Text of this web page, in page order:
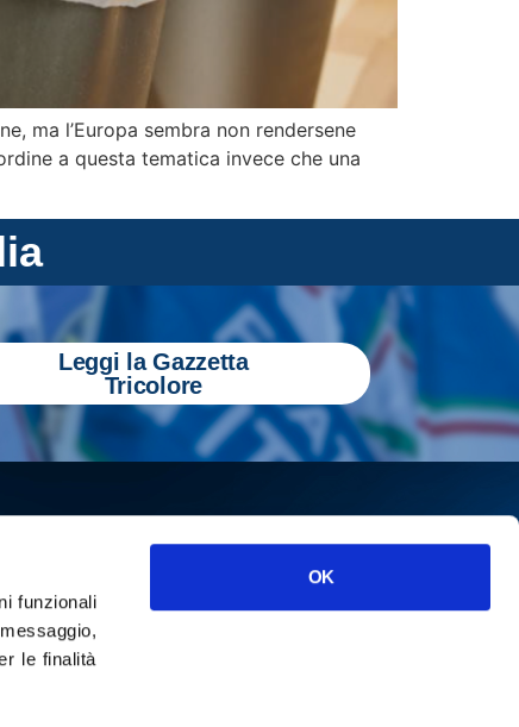
funzionali
le finalità
OK
ma l’Europa sembra non rendersene
a questa tematica invece che una
Leggi la Gazzetta
Tricolore